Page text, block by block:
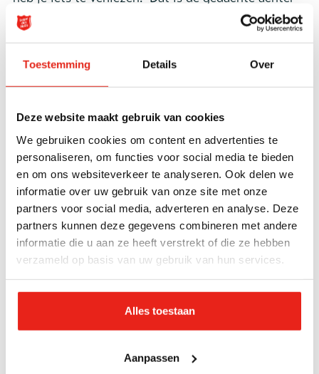
Toestemming Details Over
Deze website maakt gebruik van cookies
We gebruiken cookies om content en advertenties te
personaliseren, om functies voor social media te bieden
en om ons websiteverkeer te analyseren. Ook delen we
informatie over uw gebruik van onze site met onze
partners voor social media, adverteren en analyse. Deze
partners kunnen deze gegevens combineren met andere
informatie die u aan ze heeft verstrekt of die ze hebben
verzameld op basis van uw gebruik van hun services.
Alles toestaan
Aanpassen
Housing
, waarbij deelnemers met een
krijgen.
Maikel herinnert zich
sleutelmoment’
Nog gekker: er zat geen water in z’n emmer, wel
sleutels. ‘Die zijn van jouw woning’, zeiJaap. ‘Nee,
je bent gek!’ zei ik.Een huis geeft me vrijheid,
verantwoordelijkheid, zelfverzekerdheid.Ik kan nu
thuisfamilie uitnodigen op m’n verjaardag, m’n
kinderen kunnen langskomen.”
God heeft geduld
Op tafel ligt het boek vanJoop Gottmers, ex-
boek van Jaap cadeau. Maikel, lachend: “Omdat ik